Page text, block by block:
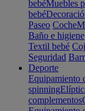
bebéMuebles
bebé
Paseo Coche
Baño e higiene
Textil bebé
Seguridad
Deporte
Equipamiento
spinning
complementos